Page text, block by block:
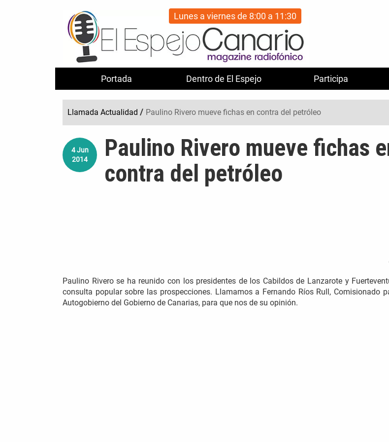
Portada Dentro de El Espejo Participa
Lunes a viernes de 8:00 a 11:30
Llamada Actualidad / Paulino Rivero mueve fichas en contra del petróleo
4 Jun
2014
Paulino Rivero mueve fichas
contra del petróleo
Paulino Rivero se ha reunido con los presidentes de los Cabildos de Lanzarote y
consulta popular sobre las prospecciones. Llamamos a Fernando Ríos Rull, Comisionado
Autogobierno del Gobierno de Canarias, para que nos de su opinión.